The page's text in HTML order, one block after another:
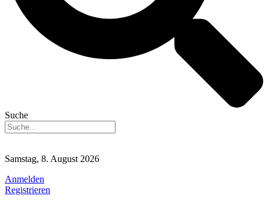
Suche
Samstag, 8. August 2026
Anmelden
Registrieren